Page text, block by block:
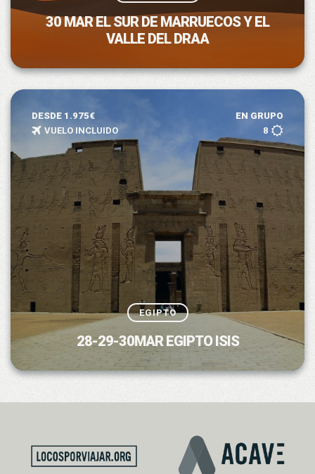
30 MAR EL SUR DE MARRUECOS Y EL
VALLE DEL DRAA
DESDE 1.975€
EN GRUPO
VUELO INCLUIDO
8
EGIPTO
28-29-30MAR EGIPTO ISIS